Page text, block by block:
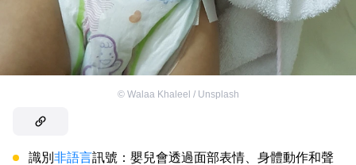
© Walaa Khaleel / Unsplash
識別 非語言訊號：嬰兒會透過面部表情、身體動作和聲